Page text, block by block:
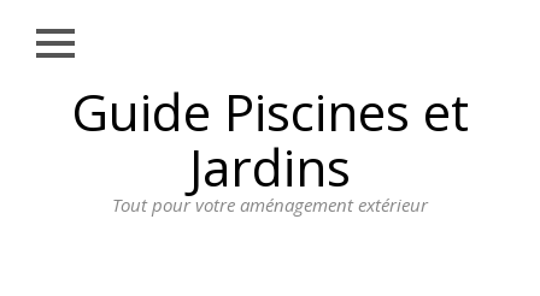
Guide Piscines et
Jardins
Tout pour votre aménagement extérieur
Close
AMÉNAGEMENT
EXTÉRIEUR